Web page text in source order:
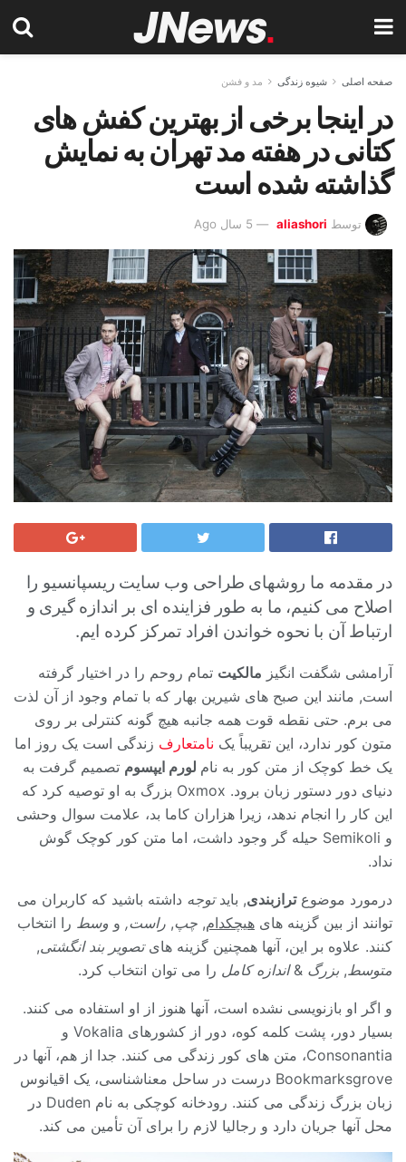
صفحه اصلی شیوه زندگی مد و فشن
در اینجا برخی از بهترین کفش های
کتانی در هفته مد تهران به نمایش
گذاشته شده است
توسط aliashori 5 سال Ago
در مقدمه ما روشهای طراحی وب سایت ریسپانسیو را
اصلاح می کنیم، ما به طور فزاینده ای بر اندازه گیری و
ارتباط آن با نحوه خواندن افراد تمرکز کرده ایم.
آرامشی شگفت انگیز مالکیت تمام روحم را در اختیار گرفته
است, مانند این صبح های شیرین بهار که با تمام وجود از آن لذت
می برم. حتی نقطه قوت همه جانبه هیچ گونه کنترلی بر روی
متون کور ندارد، این تقریباً یک نامتعارف زندگی است یک روز اما
یک خط کوچک از متن کور به نام لورم ایپسوم تصمیم گرفت به
دنیای دور دستور زبان برود. Oxmox بزرگ به او توصیه کرد که
این کار را انجام ندهد، زیرا هزاران کاما بد، علامت سوال وحشی
و Semikoli حیله گر وجود داشت، اما متن کور کوچک گوش
نداد.
درمورد موضوعترازبندی, بایدتوجه داشته باشید که کاربران می
توانند از بین گزینه های هیچکدام, چپ, راست, و وسط را انتخاب
کنند. علاوه بر این، آنها همچنین گزینه هایتصویر بند انگشتی,
متوسط, بزرگ &اندازه کامل را می توان انتخاب کرد.
و اگر او بازنویسی نشده است، آنها هنوز از او استفاده می کنند.
بسیار دور، پشت کلمه کوه، دور از کشورهای Vokalia و
Consonantia، متن های کور زندگی می کنند. جدا از هم، آنها در
Bookmarksgrove درست در ساحل معناشناسی، یک اقیانوس
زبان بزرگ زندگی می کنند. رودخانه کوچکی به نام Duden در
محل آنها جریان دارد و رجالیا لازم را برای آن تأمین می کند.